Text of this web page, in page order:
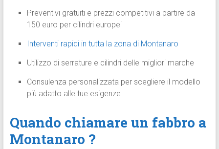
Preventivi gratuiti e prezzi competitivi a partire da
150 euro per cilindri europei
Interventi rapidi in tutta la zona di Montanaro
Utilizzo di serrature e cilindri delle migliori marche
Consulenza personalizzata per scegliere il modello
più adatto alle tue esigenze
Quando chiamare un fabbro a
Montanaro ?